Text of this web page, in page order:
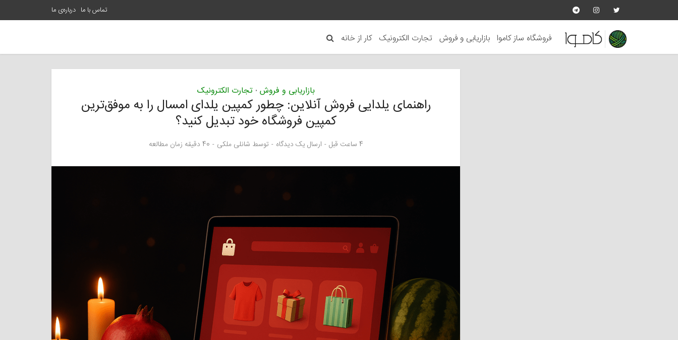
تماس با ما درباره‌ی ما
فروشگاه ساز کاموا بازاریابی و فروش تجارت الکترونیک کار از خانه
بازاریابی و فروش • تجارت الکترونیک
راهنمای یلدایی فروش آنلاین: چطور کمپین یلدای امسال را به موفق‌ترین
کمپین فروشگاه خود تبدیل کنید؟
4 ساعت قبل ارسال یک دیدگاه توسط شانلی ملکی 40 دقیقه زمان مطالعه